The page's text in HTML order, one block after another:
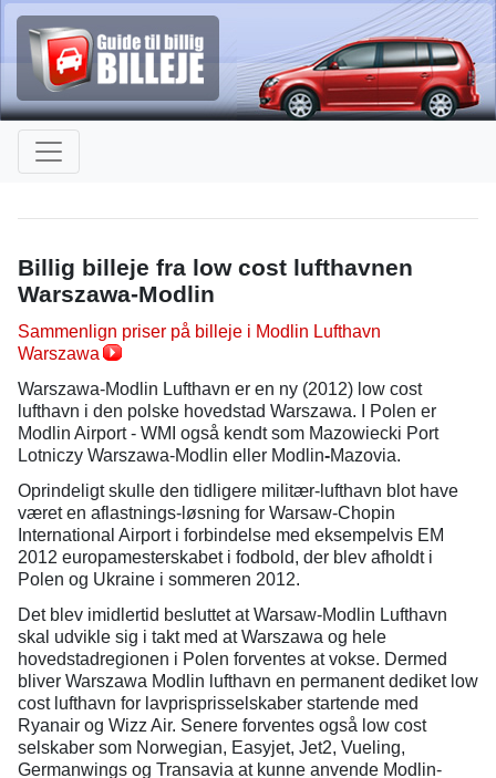
Billig billeje fra low cost lufthavnen
Warszawa-Modlin
Sammenlign priser på billeje i Modlin Lufthavn
Warszawa
Warszawa-Modlin Lufthavn er en ny (2012) low cost
lufthavn i den polske hovedstad Warszawa. I Polen er
Modlin Airport - WMI også kendt som Mazowiecki Port
Lotniczy Warszawa-Modlin eller Modlin-Mazovia.
Oprindeligt skulle den tidligere militær-lufthavn blot have
været en aflastnings-løsning for Warsaw-Chopin
International Airport i forbindelse med eksempelvis EM
2012 europamesterskabet i fodbold, der blev afholdt i
Polen og Ukraine i sommeren 2012.
Det blev imidlertid besluttet at Warsaw-Modlin Lufthavn
skal udvikle sig i takt med at Warszawa og hele
hovedstadregionen i Polen forventes at vokse. Dermed
bliver Warszawa Modlin lufthavn en permanent dediket low
cost lufthavn for lavprisprisselskaber startende med
Ryanair og Wizz Air. Senere forventes også low cost
selskaber som Norwegian, Easyjet, Jet2, Vueling,
Germanwings og Transavia at kunne anvende Modlin-